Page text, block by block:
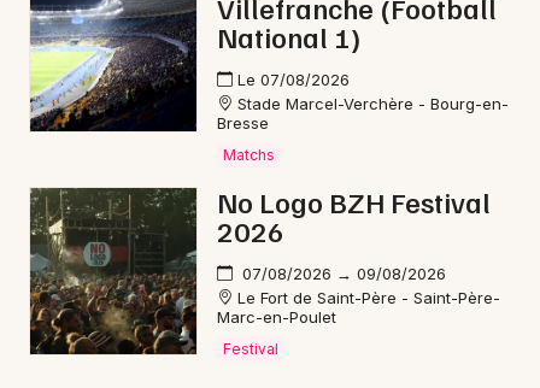
National 1)
Le 07/08/2026
Stade Marcel-Verchère - Bourg-en-
Bresse
Matchs
No Logo BZH Festival
2026
07/08/2026 → 09/08/2026
Le Fort de Saint-Père - Saint-Père-
Marc-en-Poulet
Festival